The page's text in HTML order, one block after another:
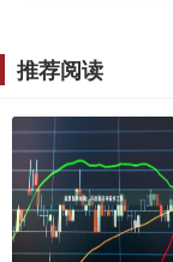
推荐阅读